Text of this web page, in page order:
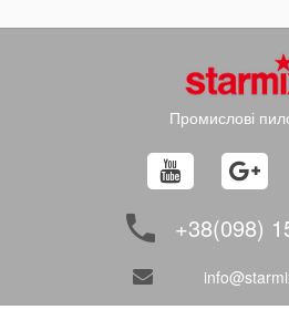
Промислові
+38(098)